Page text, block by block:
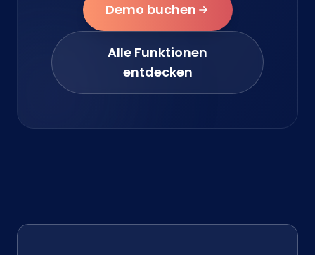
Demo buchen
Alle Funktionen
entdecken